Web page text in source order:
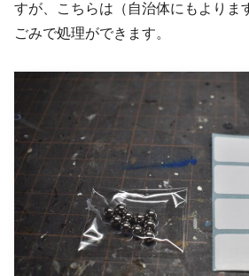
すが、こちらは（自治体にもよりま
ごみで処理ができます。